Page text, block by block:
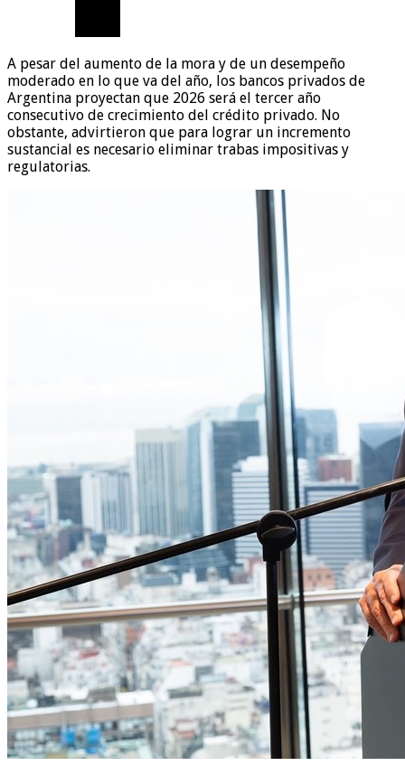
A pesar del aumento de la mora y de un desempeño
moderado en lo que va del año, los bancos privados de
Argentina proyectan que 2026 será el tercer año
consecutivo de crecimiento del crédito privado. No
obstante, advirtieron que para lograr un incremento
sustancial es necesario eliminar trabas impositivas y
regulatorias.